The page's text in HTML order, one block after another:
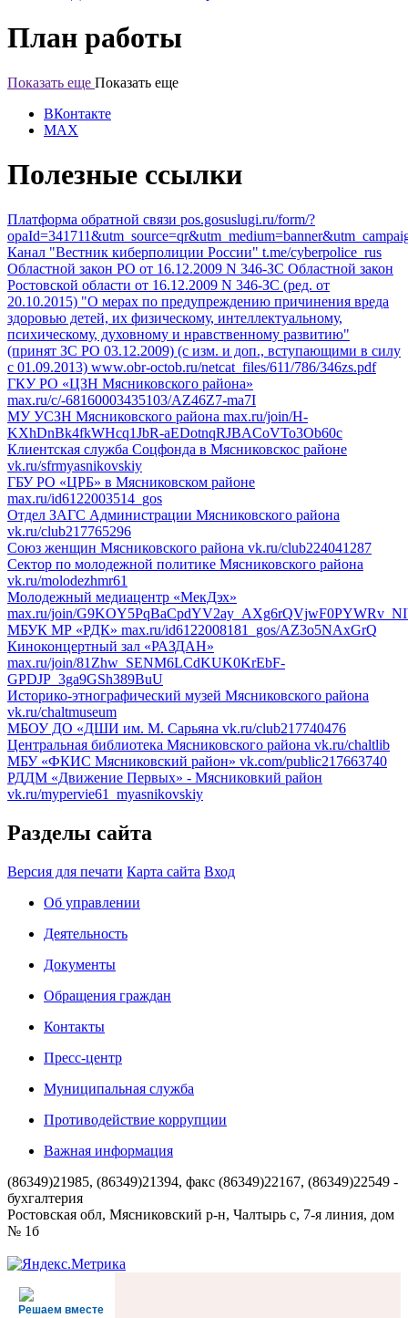
План работы
Показать еще Показать еще
ВКонтакте
MAX
Полезные ссылки
Платформа обратной связи pos.gosuslugi.ru/form/?
Канал "Вестник киберполиции России" t.me/cyberpolice_rus
Областной закон РО от 16.12.2009 N 346-ЗС Областной закон
Ростовской области от 16.12.2009 N 346-ЗС (ред. от
20.10.2015) "О мерах по предупреждению причинения вреда
здоровью детей, их физическому, интеллектуальному,
психическому, духовному и нравственному развитию"
(принят ЗС РО 03.12.2009) (с изм. и доп., вступающими в силу
с 01.09.2013) www.obr-octob.ru/netcat_files/611/786/346zs.pdf
ГКУ РО «ЦЗН Мясниковского района»
max.ru/c/-68160003435103/AZ46Z7-ma7I
МУ УСЗН Мясниковского района max.ru/join/H-
KXhDnBk4fkWHcq1JbR-aEDotnqRJBACoVTo3Ob60c
Клиентская служба Соцфонда в Мясниковскос районе
vk.ru/sfrmyasnikovskiy
ГБУ РО «ЦРБ» в Мясниковском районе
max.ru/id6122003514_gos
Отдел ЗАГС Администрации Мясниковского района
vk.ru/club217765296
Союз женщин Мясниковского района vk.ru/club224041287
Сектор по молодежной политике Мясниковского района
vk.ru/molodezhmr61
Молодежный медиацентр «МекДэх»
max.ru/join/
МБУК МР «РДК» max.ru/id6122008181_gos/AZ3o5NAxGrQ
Киноконцертный зал «РАЗДАН»
max.ru/join/81Zhw_SENM6LCdKUK0KrEbF-
GPDJP_3ga9GSh389BuU
Историко-этнографический музей Мясниковского района
vk.ru/chaltmuseum
МБОУ ДО «ДШИ им. М. Сарьяна vk.ru/club217740476
Центральная библиотека Мясниковского района vk.ru/chaltlib
МБУ «ФКИС Мясниковский район» vk.com/public217663740
РДДМ «Движение Первых» - Мясниковкий район
vk.ru/mypervie61_myasnikovskiy
Разделы сайта
Версия для печати Карта сайта Вход
Об управлении
Деятельность
Документы
Обращения граждан
Контакты
Пресс-центр
Муниципальная служба
Противодействие коррупции
Важная информация
(86349)21985, (86349)21394, факс (86349)22167, (86349)22549 -
бухгалтерия
Ростовская обл, Мясниковский р-н, Чалтырь с, 7-я линия, дом
№ 1б
Решаем вместе